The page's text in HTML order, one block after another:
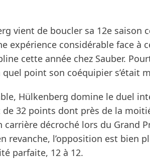
vient de boucler sa 12e saison
expérience considérable face à
cette année chez Sauber.
point son coéquipier s’était
Hülkenberg domine le duel
32 points dont près de la
décroché lors du Grand
revanche, l’opposition est bien
parfaite, 12 à 12.